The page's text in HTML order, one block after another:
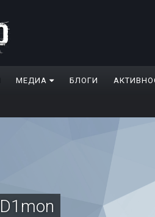
МЕДИА БЛОГИ
D1mon